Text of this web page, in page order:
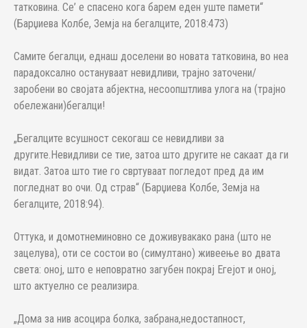
татковина. Се’ е спасено кога барем еден уште памети“
(Барџиева Колбе, Земја на бегалците, 2018:473)
Самите бегалци, еднаш доселени во новата татковина, во неа
парадоксално остануваат невидливи, трајно заточени/
заробени во својата абјектна, несоопштлива улога на (трајно
обележани)бегалци!
„Бегалците всушност секогаш се невидливи за
другите.Невидливи се тие, затоа што другите не сакаат да ги
видат. Затоа што тие го свртуваат погледот пред да им
погледнат во очи. Од страв“ (Барџиева Колбе, Земја на
бегалците, 2018:94).
Оттука, и домотнеминовно се доживувакако рана (што не
зацелува), оти се состои во (симултано) живеење во двата
света: оној, што е неповратно загубен покрај Егејот и оној,
што актуелно се реализира.
„Дома за нив асоцира болка, забрана,недостапност,